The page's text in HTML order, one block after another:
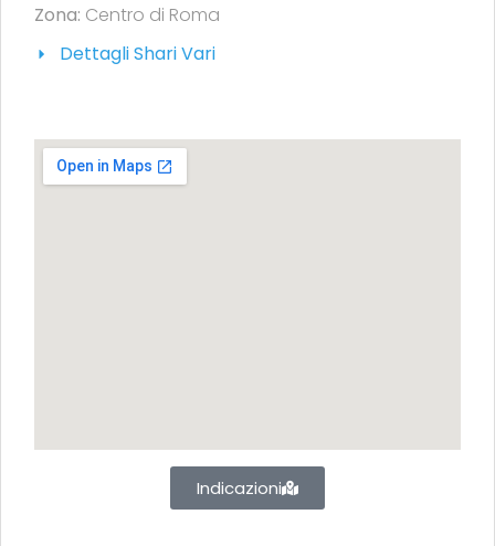
Zona: Centro di Roma
Dettagli Shari Vari
Indicazioni